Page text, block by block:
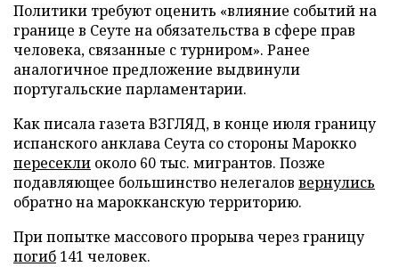
Политики требуют оценить «влияние событий на
границе в Сеуте на обязательства в сфере прав
человека, связанные с турниром». Ранее
аналогичное предложение выдвинули
португальские парламентарии.
Как писала газета ВЗГЛЯД, в конце июля границу
испанского анклава Сеута со стороны Марокко
пересекли около 60 тыс. мигрантов. Позже
подавляющее большинство нелегалов вернулись
обратно на марокканскую территорию.
При попытке массового прорыва через границу
погиб 141 человек.